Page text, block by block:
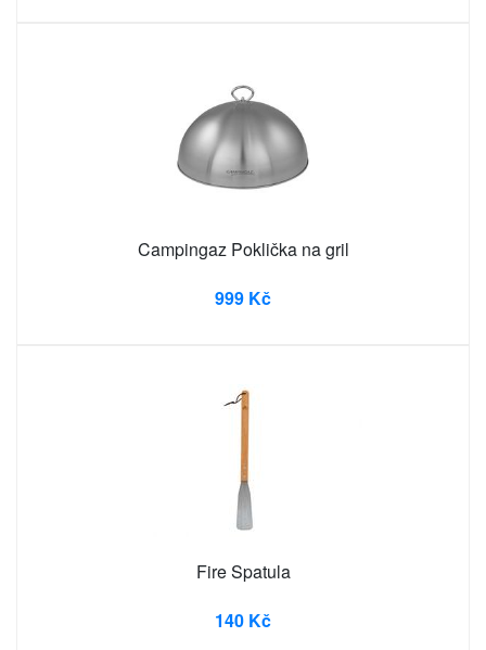
Campingaz Poklička na gril
999 Kč
Fire Spatula
140 Kč